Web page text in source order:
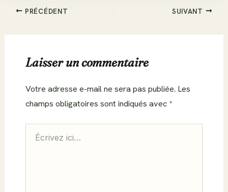
PRÉCÉDENT SUIVANT
Laisser un commentaire
Votre adresse e-mail ne sera pas publiée. Les
champs obligatoires sont indiqués avec *
ici…